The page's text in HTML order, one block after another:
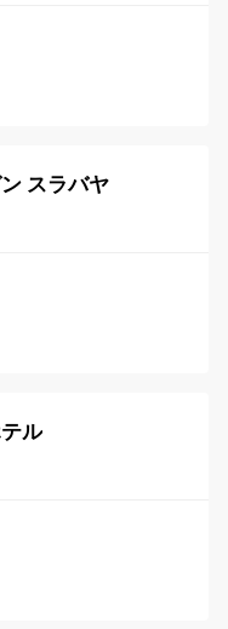
スラバヤ
ル